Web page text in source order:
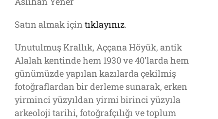
Satın almak içintıklayınız.
Unutulmuş Krallık, Aççana Höyük, antik
Alalah kentinde hem 1930 ve 40’larda hem
günümüzde yapılan kazılarda çekilmiş
fotoğraflardan bir derleme sunarak, erken
yirminci yüzyıldan yirmi birinci yüzyıla
arkeoloji tarihi, fotoğrafçılığı ve toplum